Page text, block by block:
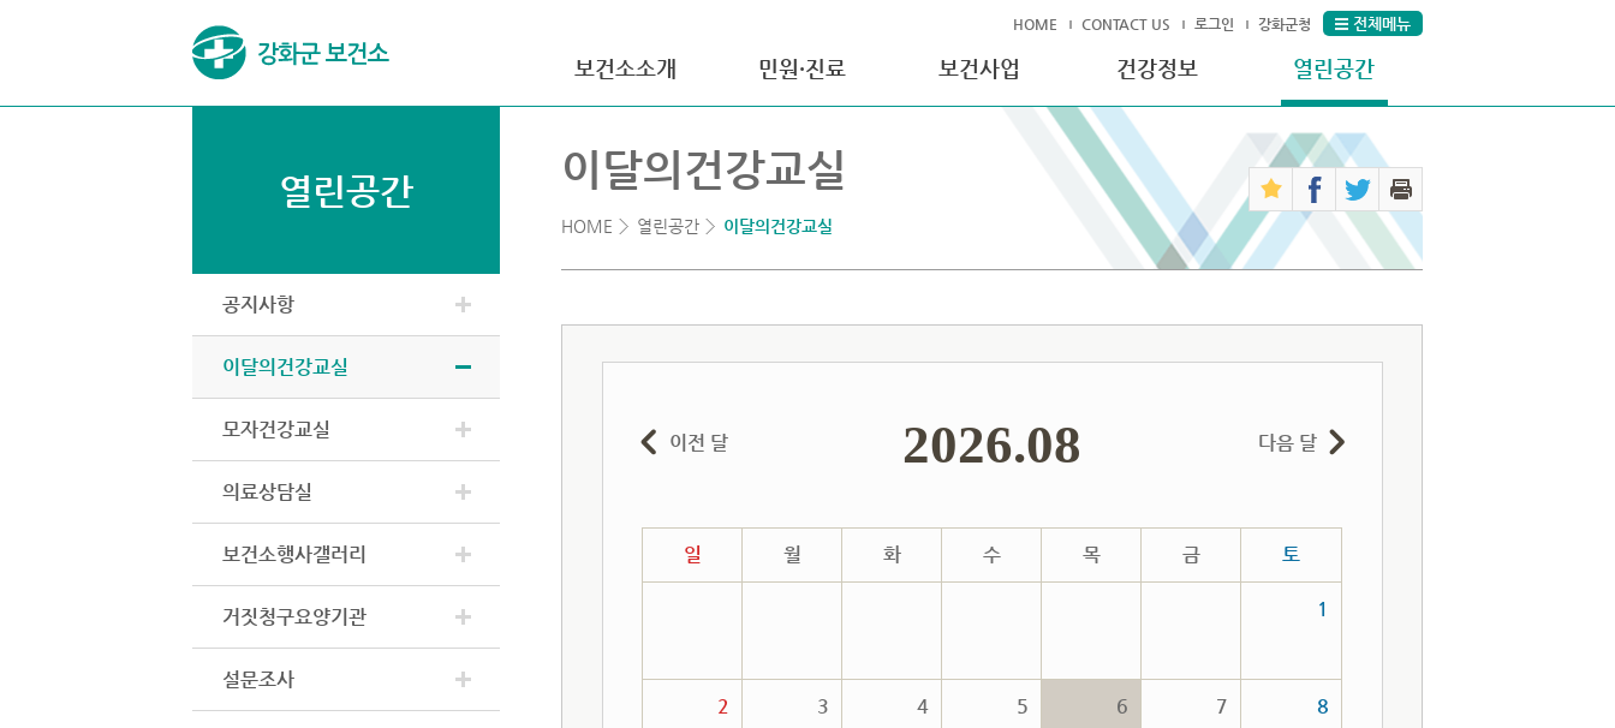
HOME CONTACT US 로그인 강화군청 전체메뉴
보건소소개 민원·진료 보건사업 건강정보 열린공간
열린공간
공지사항
이달의건강교실
모자건강교실
의료상담실
보건소행사갤러리
거짓청구요양기관
설문조사
이달의건강교실
HOME 열린공간 이달의건강교실
이전 달 2026.08 다음 달
일 월 화 수 목 금 토
1
2 3 4 5 6 7 8